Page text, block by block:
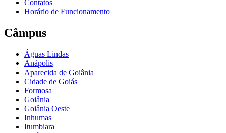
Contatos
Horário de Funcionamento
Câmpus
Águas Lindas
Anápolis
Aparecida de Goiânia
Cidade de Goiás
Formosa
Goiânia
Goiânia Oeste
Inhumas
Itumbiara